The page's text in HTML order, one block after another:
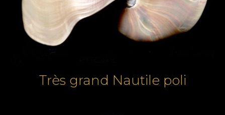
Très grand Nautile poli